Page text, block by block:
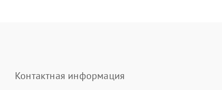
Контактная информация